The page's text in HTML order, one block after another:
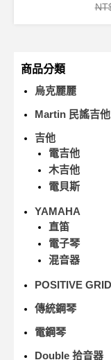
商品分類
烏克麗麗
Martin 民謠吉他
吉他
電吉他
木吉他
電貝斯
YAMAHA
直笛
電子琴
混音器
POSITIVE
傳統鋼琴
電鋼琴
Double 拾音器